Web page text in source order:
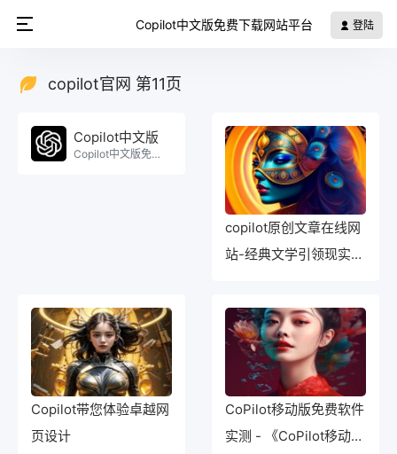
Copilot中文版免费下载网站平台 登陆
copilot官网 第11页
Copilot中文版
Copilot中文版免费使用。
copilot原创文章在线网
站-经典文学引领现实探
线网站的优秀文章汇总
Copilot带您体验卓越网
页设计
CoPilot移动版免费软件
实测 - 《CoPilot移动版